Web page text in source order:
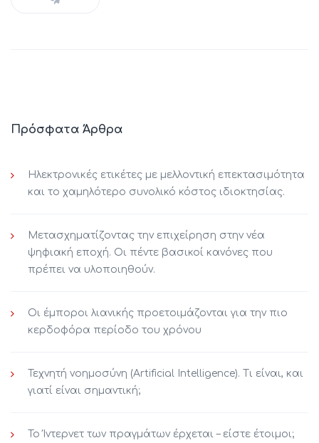
Πρόσφατα Άρθρα
Ηλεκτρονικές ετικέτες με μελλοντική επεκτασιμότητα
και το χαμηλότερο συνολικό κόστος ιδιοκτησίας.
Μετασχηματίζοντας την επιχείρηση στην νέα
ψηφιακή εποχή. Οι πέντε βασικοί κανόνες που
πρέπει να υλοποιηθούν.
Οι έμποροι λιανικής προετοιμάζονται για την πιο
κερδοφόρα περίοδο του χρόνου
Τεχνητή νοημοσύνη (Artificial Intelligence). Τι είναι, και
γιατί είναι σημαντική;
Το Ίντερνετ των πραγμάτων έρχεται – είστε έτοιμοι;